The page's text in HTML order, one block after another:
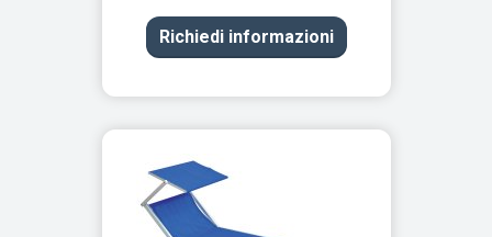
Richiedi informazioni